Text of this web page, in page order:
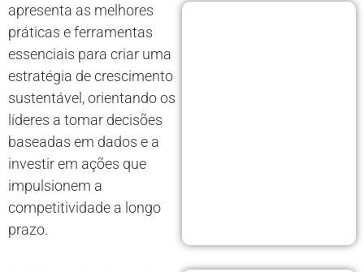
apresenta as melhores
práticas e ferramentas
essenciais para criar uma
estratégia de crescimento
sustentável, orientando os
líderes a tomar decisões
baseadas em dados e a
investir em ações que
impulsionem a
competitividade a longo
prazo.